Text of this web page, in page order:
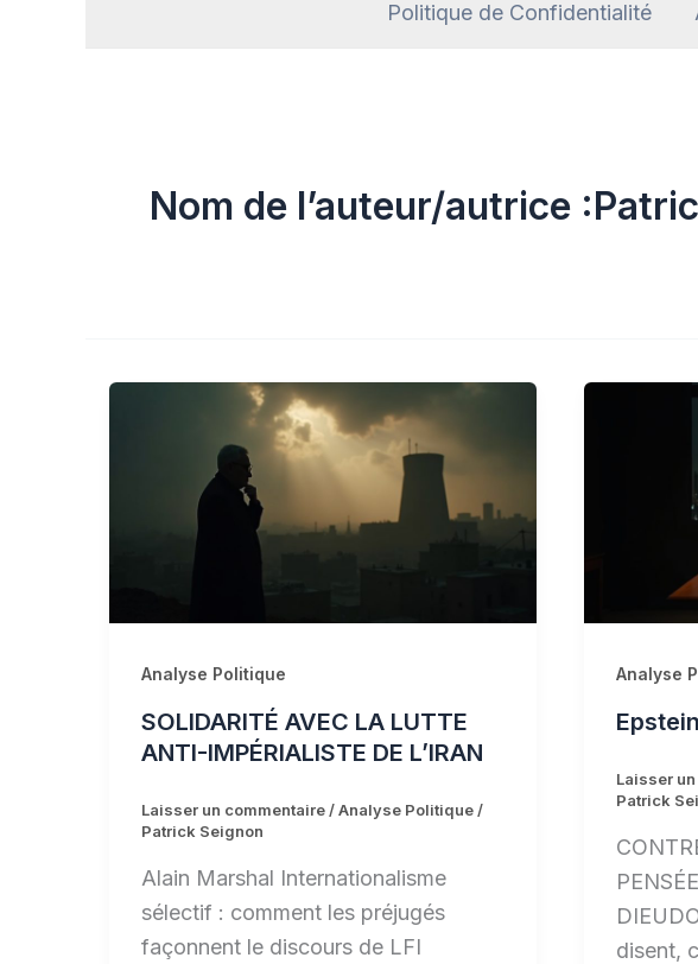
Politique de Confidentialité
Nom de l’auteur/autrice
Analyse Politique
SOLIDARITÉ AVEC LA LUTTE
ANTI-IMPÉRIALISTE DE L’IRAN
Laisser un commentaire /Analyse Politique /
Patrick Seignon
Alain Marshal Internationalisme
sélectif : comment les préjugés
façonnent le discours de LFI
Analyse
Laisser
Patrick
disent,